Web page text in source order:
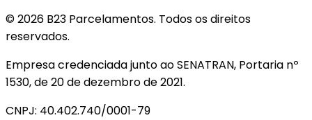
© 2026 B23 Parcelamentos. Todos os direitos
reservados.
Empresa credenciada junto ao SENATRAN, Portaria nº
1530, de 20 de dezembro de 2021.
CNPJ: 40.402.740/0001-79